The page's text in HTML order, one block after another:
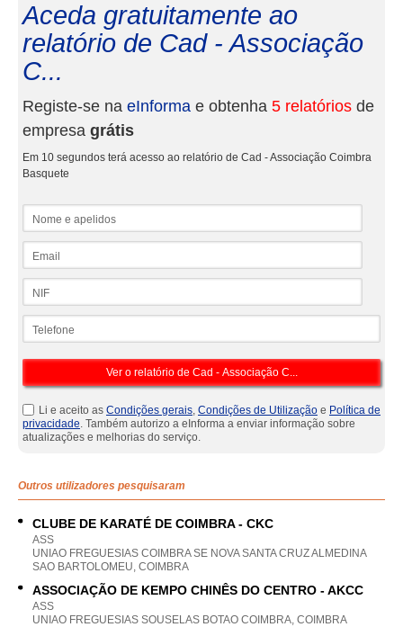
Aceda gratuitamente ao
relatório de Cad - Associação
C...
Registe-se na eInforma e obtenha 5 relatórios de
empresa grátis
Em 10 segundos terá acesso ao relatório de Cad - Associação Coimbra
Basquete
Li e aceito as Condições gerais, Condições de Utilização e Política de
privacidade. Também autorizo a eInforma a enviar informação sobre
atualizações e melhorias do serviço.
Outros utilizadores pesquisaram
CLUBE DE KARATÉ DE COIMBRA - CKC
ASS
UNIAO FREGUESIAS COIMBRA SE NOVA SANTA CRUZ ALMEDINA
SAO BARTOLOMEU, COIMBRA
ASSOCIAÇÃO DE KEMPO CHINÊS DO CENTRO - AKCC
ASS
UNIAO FREGUESIAS SOUSELAS BOTAO COIMBRA, COIMBRA